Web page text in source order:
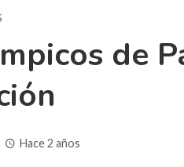
de
Hace 2 años